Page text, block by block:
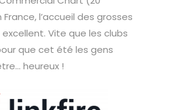
France, l’accueil des grosses
Vite que les clubs
que cet été les gens
heureux !